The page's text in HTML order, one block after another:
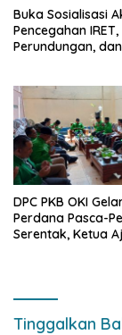
Buka Sosialisasi
Pencegahan IRET,
Perundungan,
bisa jaga diri, 60%
depan sudah ada
DPC PKB OKI
Perdana Pasca-
Serentak, Ketua
Tinggalkan